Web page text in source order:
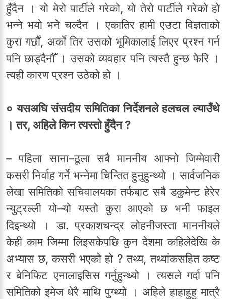
हुँदैन । यो मेरो पार्टीले गरेको, यो तेरो पार्टीले गरेको हो
भन्ने भयो भने चल्दैन । एकातिर हामी एउटा विज्ञताको
कुरा गर्छौं, अर्काे तिर उसको भूमिकालाई लिएर प्रश्न गर्न
पनि छाड्दैनौँ । उसको व्यवहार पनि त्यस्तै हुन्छ फेरि ।
त्यही कारण प्रश्न उठेको हो ।
० यसअघि संसदीय समितिका निर्देशनले हलचल ल्याउँथे
। तर, अहिले किन त्यस्तो हुँदैन ?
– पहिला साना–ठूला सबै माननीय आफ्नो जिम्मेवारी
कसरी निर्वाह गर्ने भन्नेमा चिन्तित हुनुहुन्थ्यो । सार्वजनिक
लेखा समितिको सचिवालयका तर्फबाट सबै डकुमेन्ट हेरेर
न्युट्रल्ली यो–यो यस्तो कुरा आएको छ भनी फाइल
दिइन्थ्यो । डा. प्रकाशचन्द्र लोहनीजस्ता माननीयले
केही काम जिम्मा लिइसकेपछि कुन देशमा कहिलेदेखि के
अभ्यास छ, कसरी भएको हो ? तथ्य, तथ्यांकसहित कष्ट
र बेनिफिट एनालाइसिस गर्नुहुन्थ्यो । त्यसले गर्दा पनि
समितिको इमेज धेरै माथि पुग्थ्यो । अहिले हाहाहुहु मात्रै